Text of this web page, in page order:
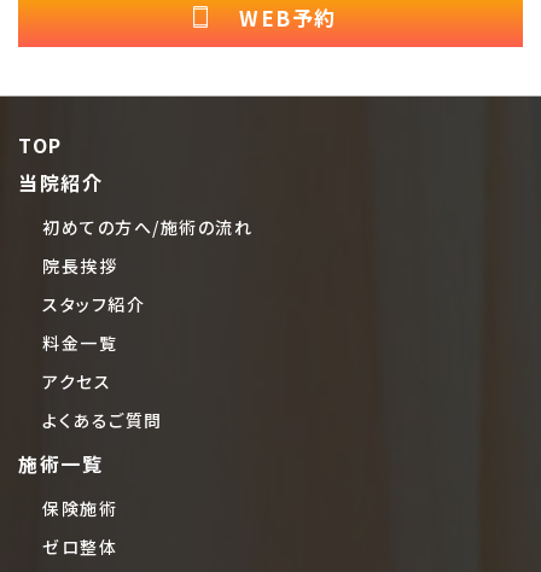
WEB予約
TOP
当院紹介
初めての方へ/施術の流れ
院長挨拶
スタッフ紹介
料金一覧
アクセス
よくあるご質問
施術一覧
保険施術
ゼロ整体